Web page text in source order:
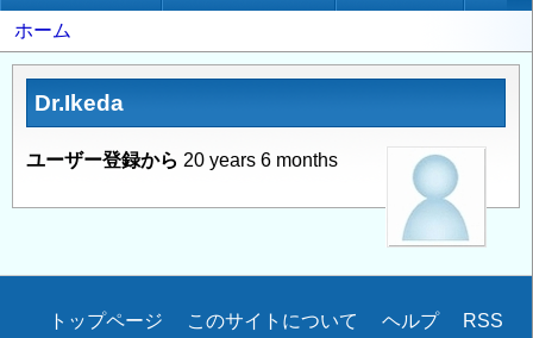
移
パ
ン
く
ず
ホーム
Dr.Ikeda
ユーザー登録から 20 years 6 months
Secondary
トップページ このサイトについて ヘルプ RSS